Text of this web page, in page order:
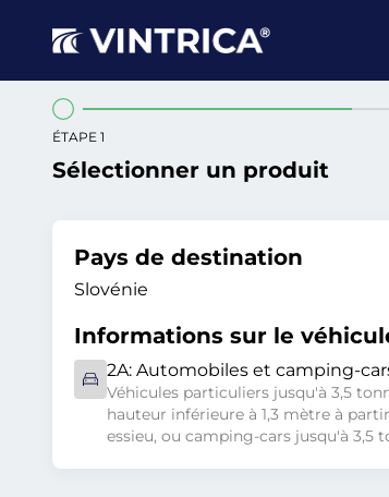
ÉTAPE 1
Sélectionner un produit
Pays de destination
Slovénie
Informations sur le
2A: Automobiles et camping-
Véhicules particuliers jusqu'à 3,5
hauteur inférieure à 1,3 mètre à
essieu, ou camping-cars jusqu'à 3,5